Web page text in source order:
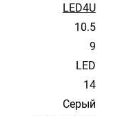
LED4U
10.5
9
LED
14
Серый